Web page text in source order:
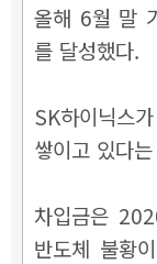
올해 6월 말
를 달성했다.
SK하이닉스
쌓이고 있다
차입금은
반도체 불황